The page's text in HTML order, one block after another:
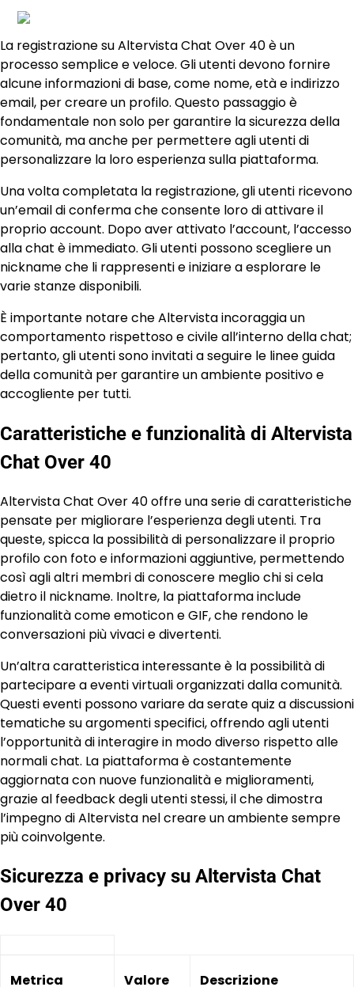
La registrazione su Altervista Chat Over 40 è un
processo semplice e veloce. Gli utenti devono fornire
alcune informazioni di base, come nome, età e indirizzo
email, per creare un profilo. Questo passaggio è
fondamentale non solo per garantire la sicurezza della
comunità, ma anche per permettere agli utenti di
personalizzare la loro esperienza sulla piattaforma.
Una volta completata la registrazione, gli utenti ricevono
un’email di conferma che consente loro di attivare il
proprio account. Dopo aver attivato l’account, l’accesso
alla chat è immediato. Gli utenti possono scegliere un
nickname che li rappresenti e iniziare a esplorare le
varie stanze disponibili.
È importante notare che Altervista incoraggia un
comportamento rispettoso e civile all’interno della chat;
pertanto, gli utenti sono invitati a seguire le linee guida
della comunità per garantire un ambiente positivo e
accogliente per tutti.
Caratteristiche e funzionalità di Altervista
Chat Over 40
Altervista Chat Over 40 offre una serie di caratteristiche
pensate per migliorare l’esperienza degli utenti. Tra
queste, spicca la possibilità di personalizzare il proprio
profilo con foto e informazioni aggiuntive, permettendo
così agli altri membri di conoscere meglio chi si cela
dietro il nickname. Inoltre, la piattaforma include
funzionalità come emoticon e GIF, che rendono le
conversazioni più vivaci e divertenti.
Un’altra caratteristica interessante è la possibilità di
partecipare a eventi virtuali organizzati dalla comunità.
Questi eventi possono variare da serate quiz a discussioni
tematiche su argomenti specifici, offrendo agli utenti
l’opportunità di interagire in modo diverso rispetto alle
normali chat. La piattaforma è costantemente
aggiornata con nuove funzionalità e miglioramenti,
grazie al feedback degli utenti stessi, il che dimostra
l’impegno di Altervista nel creare un ambiente sempre
più coinvolgente.
Sicurezza e privacy su Altervista Chat
Over 40
Metrica Valore Descrizione